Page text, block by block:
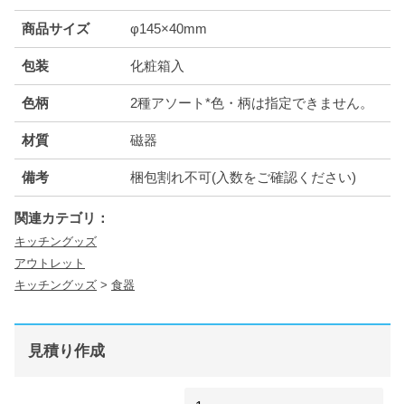
商品サイズ φ145×40mm
包装 化粧箱入
色柄 2種アソート*色・柄は指定できません。
材質 磁器
備考 梱包割れ不可(入数をご確認ください)
関連カテゴリ：
キッチングッズ
アウトレット
キッチングッズ > 食器
見積り作成